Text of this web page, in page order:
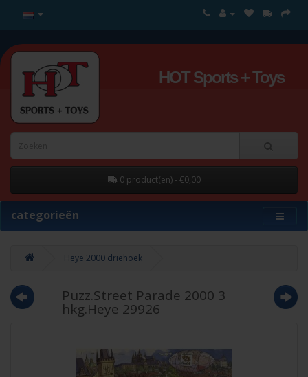
HOT Sports + Toys
0 product(en) - €0,00
categorieën
Heye 2000 driehoek
Puzz.Street Parade 2000 3
hkg.Heye 29926